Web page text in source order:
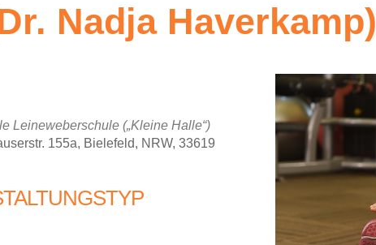
Nadja Haverkamp)
Office 365
Leineweberschule („Kleine Halle“)
155a, Bielefeld, NRW, 33619